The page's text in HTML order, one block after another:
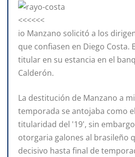
<<<<<<
io Manzano solicitó a los
que confiasen en Diego Costa.
titular en su estancia en el
Calderón.
La destitución de Manzano a
temporada se antojaba como
titularidad del '19', sin
otorgaria galones al brasileño
decisivo hasta final de